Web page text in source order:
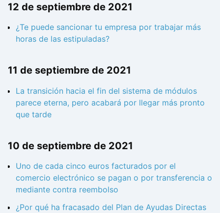
12 de septiembre de 2021
¿Te puede sancionar tu empresa por trabajar más
horas de las estipuladas?
11 de septiembre de 2021
La transición hacia el fin del sistema de módulos
parece eterna, pero acabará por llegar más pronto
que tarde
10 de septiembre de 2021
Uno de cada cinco euros facturados por el
comercio electrónico se pagan o por transferencia o
mediante contra reembolso
¿Por qué ha fracasado del Plan de Ayudas Directas